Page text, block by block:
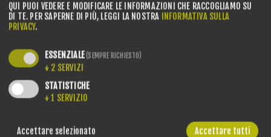
QUI PUOI VEDERE E MODIFICARE LE INFORMAZIONI CHE RACCOGLIAMO SU
DI TE. PER SAPERNE DI PIÙ, LEGGI LA NOSTRA INFORMATIVA SULLA
PRIVACY.
ESSENZIALE(SEMPRE RICHIESTO)
↓ 2 SERVIZI
STATISTICHE
↓ 1 SERVIZIO
Accettare selezionato Accettare tutti